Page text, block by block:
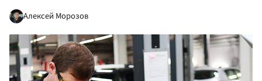
Алексей Морозов